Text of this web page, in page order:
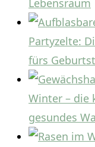
Lebensraum
Partyzelte:
fürs
Winter – die
gesundes